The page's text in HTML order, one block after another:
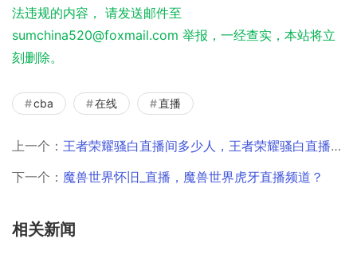
法违规的内容， 请发送邮件至
sumchina520@foxmail.com 举报，一经查实，本站将立
刻删除。
cba 在线 直播
上一个： 王者荣耀骚白直播间多少人，王者荣耀骚白直播间快手？
下一个： 魔兽世界怀旧_直播，魔兽世界虎牙直播频道？
相关新闻